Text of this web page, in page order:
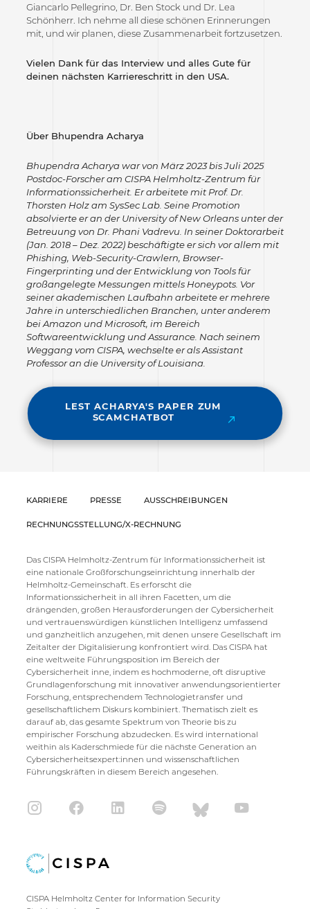
Giancarlo Pellegrino, Dr. Ben Stock und Dr. Lea
Schönherr. Ich nehme all diese schönen Erinnerungen
mit, und wir planen, diese Zusammenarbeit fortzusetzen.
Vielen Dank für das Interview und alles Gute für
deinen nächsten Karriereschritt in den USA.
Über Bhupendra Acharya
Bhupendra Acharya war von März 2023 bis Juli 2025
Postdoc-Forscher am CISPA Helmholtz-Zentrum für
Informationssicherheit. Er arbeitete mit Prof. Dr.
Thorsten Holz am SysSec Lab. Seine Promotion
absolvierte er an der University of New Orleans unter der
Betreuung von Dr. Phani Vadrevu. In seiner Doktorarbeit
(Jan. 2018 – Dez. 2022) beschäftigte er sich vor allem mit
Phishing, Web-Security-Crawlern, Browser-
Fingerprinting und der Entwicklung von Tools für
großangelegte Messungen mittels Honeypots. Vor
seiner akademischen Laufbahn arbeitete er mehrere
Jahre in unterschiedlichen Branchen, unter anderem
bei Amazon und Microsoft, im Bereich
Softwareentwicklung und Assurance. Nach seinem
Weggang vom CISPA, wechselte er als Assistant
Professor an die University of Louisiana.
LEST ACHARYA'S PAPER ZUM
SCAMCHATBOT
KARRIERE PRESSE AUSSCHREIBUNGEN
RECHNUNGSSTELLUNG/X-RECHNUNG
Das CISPA Helmholtz-Zentrum für Informationssicherheit ist
eine nationale Großforschungseinrichtung innerhalb der
Helmholtz-Gemeinschaft. Es erforscht die
Informationssicherheit in all ihren Facetten, um die
drängenden, großen Herausforderungen der Cybersicherheit
und vertrauenswürdigen künstlichen Intelligenz umfassend
und ganzheitlich anzugehen, mit denen unsere Gesellschaft im
Zeitalter der Digitalisierung konfrontiert wird. Das CISPA hat
eine weltweite Führungsposition im Bereich der
Cybersicherheit inne, indem es hochmoderne, oft disruptive
Grundlagenforschung mit innovativer anwendungsorientierter
Forschung, entsprechendem Technologietransfer und
gesellschaftlichem Diskurs kombiniert. Thematisch zielt es
darauf ab, das gesamte Spektrum von Theorie bis zu
empirischer Forschung abzudecken. Es wird international
weithin als Kaderschmiede für die nächste Generation an
Cybersicherheitsexpert:innen und wissenschaftlichen
Führungskräften in diesem Bereich angesehen.
CISPA Helmholtz Center for Information Security